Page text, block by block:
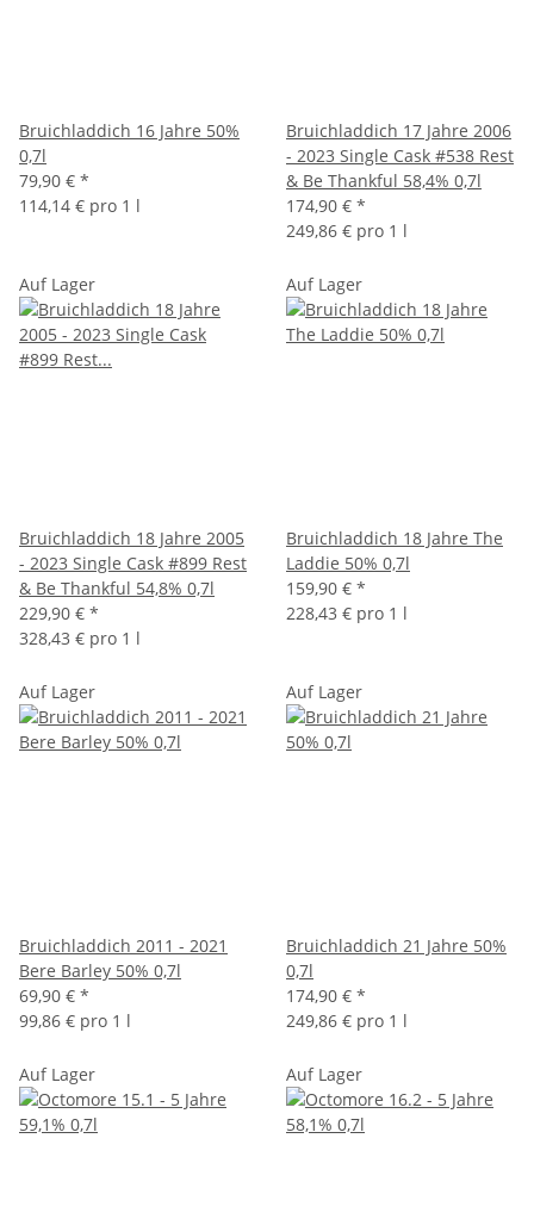
Bruichladdich 16 Jahre 50%
0,7l
79,90 € *
114,14 € pro 1 l
Bruichladdich 17 Jahre 2006
- 2023 Single Cask #538 Rest
& Be Thankful 58,4% 0,7l
174,90 € *
249,86 € pro 1 l
Auf Lager
Bruichladdich 18 Jahre 2005
- 2023 Single Cask #899 Rest
& Be Thankful 54,8% 0,7l
229,90 € *
328,43 € pro 1 l
Auf Lager
Bruichladdich 18 Jahre The
Laddie 50% 0,7l
159,90 € *
228,43 € pro 1 l
Auf Lager
Bruichladdich 2011 - 2021
Bere Barley 50% 0,7l
69,90 € *
99,86 € pro 1 l
Auf Lager
Bruichladdich 21 Jahre 50%
0,7l
174,90 € *
249,86 € pro 1 l
Auf Lager Auf Lager